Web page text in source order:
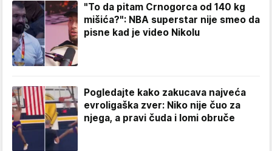
"To da pitam Crnogorca od 140 kg
mišića?": NBA superstar nije smeo da
pisne kad je video Nikolu
Pogledajte kako zakucava najveća
evroligaška zver: Niko nije čuo za
njega, a pravi čuda i lomi obruče